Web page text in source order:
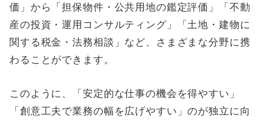
価」から「担保物件・公共用地の鑑定評価」「不動
産の投資・運用コンサルティング」「土地・建物に
関する税金・法務相談」など、さまざまな分野に携
わることができます。
このように、「安定的な仕事の機会を得やすい」
「創意工夫で業務の幅を広げやすい」のが独立に向